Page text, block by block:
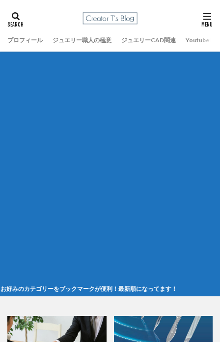
プロフィール ジュエリー職人の極意 ジュエリーCAD関連 Youtube
ゴリーをブックマークが便利！最新順になってます！